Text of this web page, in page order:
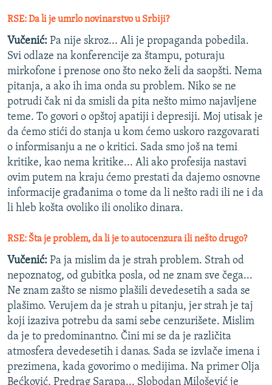
RSE: Da li je umrlo novinarstvo u Srbiji?
Vučenić: Pa nije skroz... Ali je propaganda pobedila.
Svi odlaze na konferencije za štampu, poturaju
mirkofone i prenose ono što neko želi da saopšti. Nema
pitanja, a ako ih ima onda su problem. Niko se ne
potrudi čak ni da smisli da pita nešto mimo najavljene
teme. To govori o opštoj apatiji i depresiji. Moj utisak je
da ćemo stići do stanja u kom ćemo uskoro razgovarati
o informisanju a ne o kritici. Sada smo još na temi
kritike, kao nema kritike... Ali ako profesija nastavi
ovim putem na kraju ćemo prestati da dajemo osnovne
informacije građanima o tome da li nešto radi ili ne i da
li hleb košta ovoliko ili onoliko dinara.
RSE: Šta je problem, da li je to autocenzura ili nešto drugo?
Vučenić: Pa ja mislim da je strah problem. Strah od
nepoznatog, od gubitka posla, od ne znam sve čega...
Ne znam zašto se nismo plašili devedesetih a sada se
plašimo. Verujem da je strah u pitanju, jer strah je taj
koji izaziva potrebu da sami sebe cenzurišete. Mislim
da je to predominantno. Čini mi se da je različita
atmosfera devedesetih i danas. Sada se izvlače imena i
prezimena, kada govorimo o medijima. Na primer Olja
Bećković, Predrag Sarapa... Slobodan Milošević je